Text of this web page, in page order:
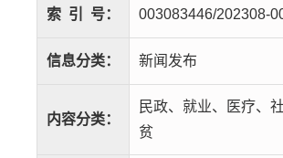
索 引 号： 003083446/202308-
信息分类： 新闻发布
内容分类：
民政、就业、医疗、
贫